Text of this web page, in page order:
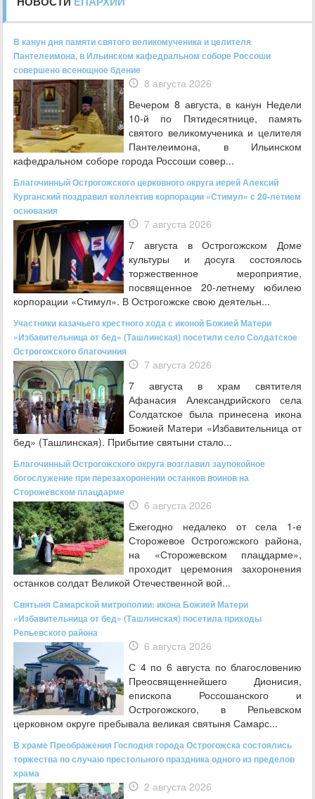
В канун дня памяти святого великомученика и целителя
Пантелеимона, в Ильинском кафедральном соборе Россоши
совершено всенощное бдение
8 августа 2026
Вечером 8 августа, в канун Недели
10-й по Пятидесятнице, память
святого великомученика и целителя
Пантелеимона, в Ильинском
кафедральном соборе города Россоши совер...
Благочинный Острогожского церковного округа иерей Алексий
Курганский поздравил коллектив корпорации «Стимул» с 20-летием
основания
7 августа 2026
7 августа в Острогожском Доме
культуры и досуга состоялось
торжественное мероприятие,
посвященное 20‑летнему юбилею
корпорации «Стимул». В Острогожске свою деятельн...
Участники казачьего крестного хода с иконой Божией Матери
«Избавительница от бед» (Ташлинская) посетили село Солдатское
Острогожского благочиния
7 августа 2026
7 августа в храм святителя
Афанасия Александрийского села
Солдатское была принесена икона
Божией Матери «Избавительница от
бед» (Ташлинская). Прибытие святыни стало...
Благочинный Острогожского округа возглавил заупокойное
богослужение при перезахоронении останков воинов на
Сторожевском плацдарме
6 августа 2026
Ежегодно недалеко от села 1-е
Сторожевое Острогожского района,
на «Сторожевском плацдарме»,
проходит церемония захоронения
останков солдат Великой Отечественной вой...
Святыня Самарской митрополии: икона Божией Матери
«Избавительница от бед» (Ташлинская) посетила приходы
Репьевского района
6 августа 2026
С 4 по 6 августа по благословению
Преосвященнейшего Дионисия,
епископа Россошанского и
Острогожского, в Репьевском
церковном округе пребывала великая святыня Самарс...
В храме Преображения Господня города Острогожска состоялись
торжества по случаю престольного праздника одного из пределов
храма
2 августа 2026